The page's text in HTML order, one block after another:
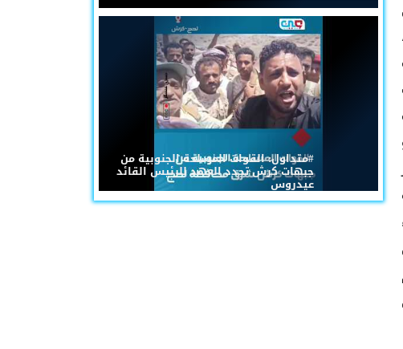
#متداول: القوات المسلحة الجنوبية من
جبهات كرش تجدد العهد للرئيس القائد
عيدروس